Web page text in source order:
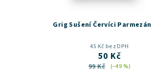
Grig Sušení Červíci Parmezán
45 Kč bez DPH
50 Kč
99 Kč (–49 %)